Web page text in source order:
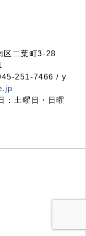
区二葉町3-28
251-7466 / y
：土曜日・日曜